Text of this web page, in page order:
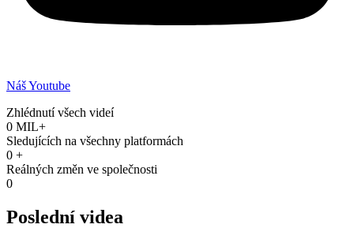
Náš Youtube
Zhlédnutí všech videí
0 MIL+
Sledujících na všechny platformách
0 +
Reálných změn ve společnosti
0
Poslední videa